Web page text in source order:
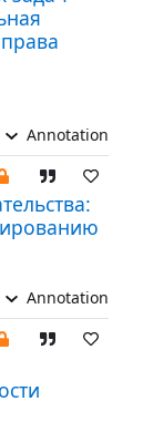
Annotation
Annotation